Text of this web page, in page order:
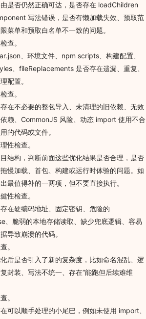
是否仍然正确可达，是否存在 loadChildren
写法错误，是否有懒加载失效、预取范
菜单和预取白名单不一致的问题。
查。
、环境文件、npm scripts、构建配置、
、fileReplacements 是否存在遗漏、重复、
配置。
查。
在不必要的整包导入、未清理的旧依赖、无效
赖、CommonJS 风险、动态 import 使用不合
的代码或文件。
性检查。
结构，判断前面这些优化结果是否合理，是否
慢加载、首包、构建或运行时体验的问题。如
最值得补的一两项，但不要直接执行。
性检查。
在硬编码地址、固定密钥、危险的
、脆弱的本地存储读取、缺少兜底逻辑、容易
导致崩溃的代码。
。
后是否引入了新的复杂度，比如命名混乱、逻
封装、写法不统一、存在“能跑但后续难维
。
可以顺手处理的小尾巴，例如未使用 import、